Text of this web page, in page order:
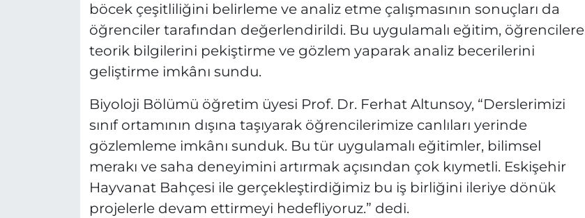
böcek çeşitliliğini belirleme ve analiz etme çalışmasının sonuçları da
öğrenciler tarafından değerlendirildi. Bu uygulamalı eğitim, öğrencilere
teorik bilgilerini pekiştirme ve gözlem yaparak analiz becerilerini
geliştirme imkânı sundu.
Biyoloji Bölümü öğretim üyesi Prof. Dr. Ferhat Altunsoy, “Derslerimizi
sınıf ortamının dışına taşıyarak öğrencilerimize canlıları yerinde
gözlemleme imkânı sunduk. Bu tür uygulamalı eğitimler, bilimsel
merakı ve saha deneyimini artırmak açısından çok kıymetli. Eskişehir
Hayvanat Bahçesi ile gerçekleştirdiğimiz bu iş birliğini ileriye dönük
projelerle devam ettirmeyi hedefliyoruz.” dedi.